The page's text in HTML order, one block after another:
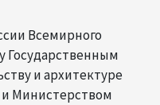
Всемирного
Государственным
и архитектуре
Министерством